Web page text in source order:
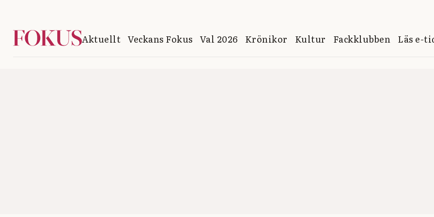
Aktuellt Veckans Fokus Val 2026 Krönikor Kultur Fackklubben Läs e-